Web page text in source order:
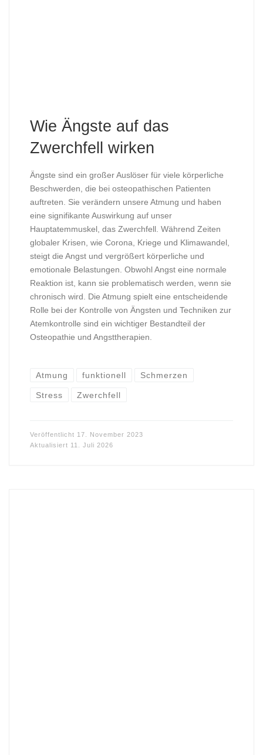
Wie Ängste auf das
Zwerchfell wirken
Ängste sind ein großer Auslöser für viele körperliche
Beschwerden, die bei osteopathischen Patienten
auftreten. Sie verändern unsere Atmung und haben
eine signifikante Auswirkung auf unser
Hauptatemmuskel, das Zwerchfell. Während Zeiten
globaler Krisen, wie Corona, Kriege und Klimawandel,
steigt die Angst und vergrößert körperliche und
emotionale Belastungen. Obwohl Angst eine normale
Reaktion ist, kann sie problematisch werden, wenn sie
chronisch wird. Die Atmung spielt eine entscheidende
Rolle bei der Kontrolle von Ängsten und Techniken zur
Atemkontrolle sind ein wichtiger Bestandteil der
Osteopathie und Angsttherapien.
Atmung funktionell Schmerzen
Stress Zwerchfell
Veröffentlicht 17. November 2023
Aktualisiert 11. Juli 2026